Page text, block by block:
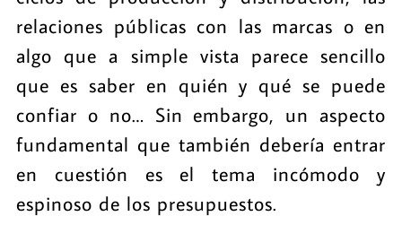
relaciones públicas con las marcas o en
algo que a simple vista parece sencillo
que es saber en quién y qué se puede
confiar o no… Sin embargo, un aspecto
fundamental que también debería entrar
en cuestión es el tema incómodo y
espinoso de los presupuestos.